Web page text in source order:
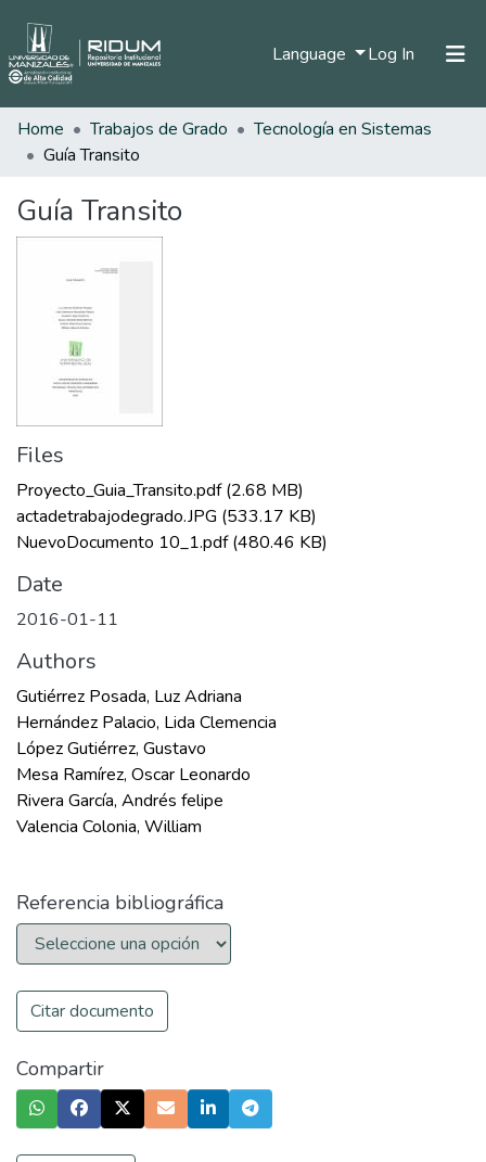
Language Log In (current)
Home
Home Trabajos de Grado
Tecnología en Sistemas
Guía Transito
Guía Transito
Files
Proyecto_Guia_Transito.pdf(2.68 MB)
actadetrabajodegrado.JPG (533.17 KB)
NuevoDocumento 10_1.pdf(480.46 KB)
Date
2016-01-11
Authors
Gutiérrez Posada, Luz Adriana
Hernández Palacio, Lida Clemencia
López Gutiérrez, Gustavo
Mesa Ramírez, Oscar Leonardo
Rivera García, Andrés felipe
Valencia Colonia, William
Referencia bibliográfica
Citar documento
Compartir